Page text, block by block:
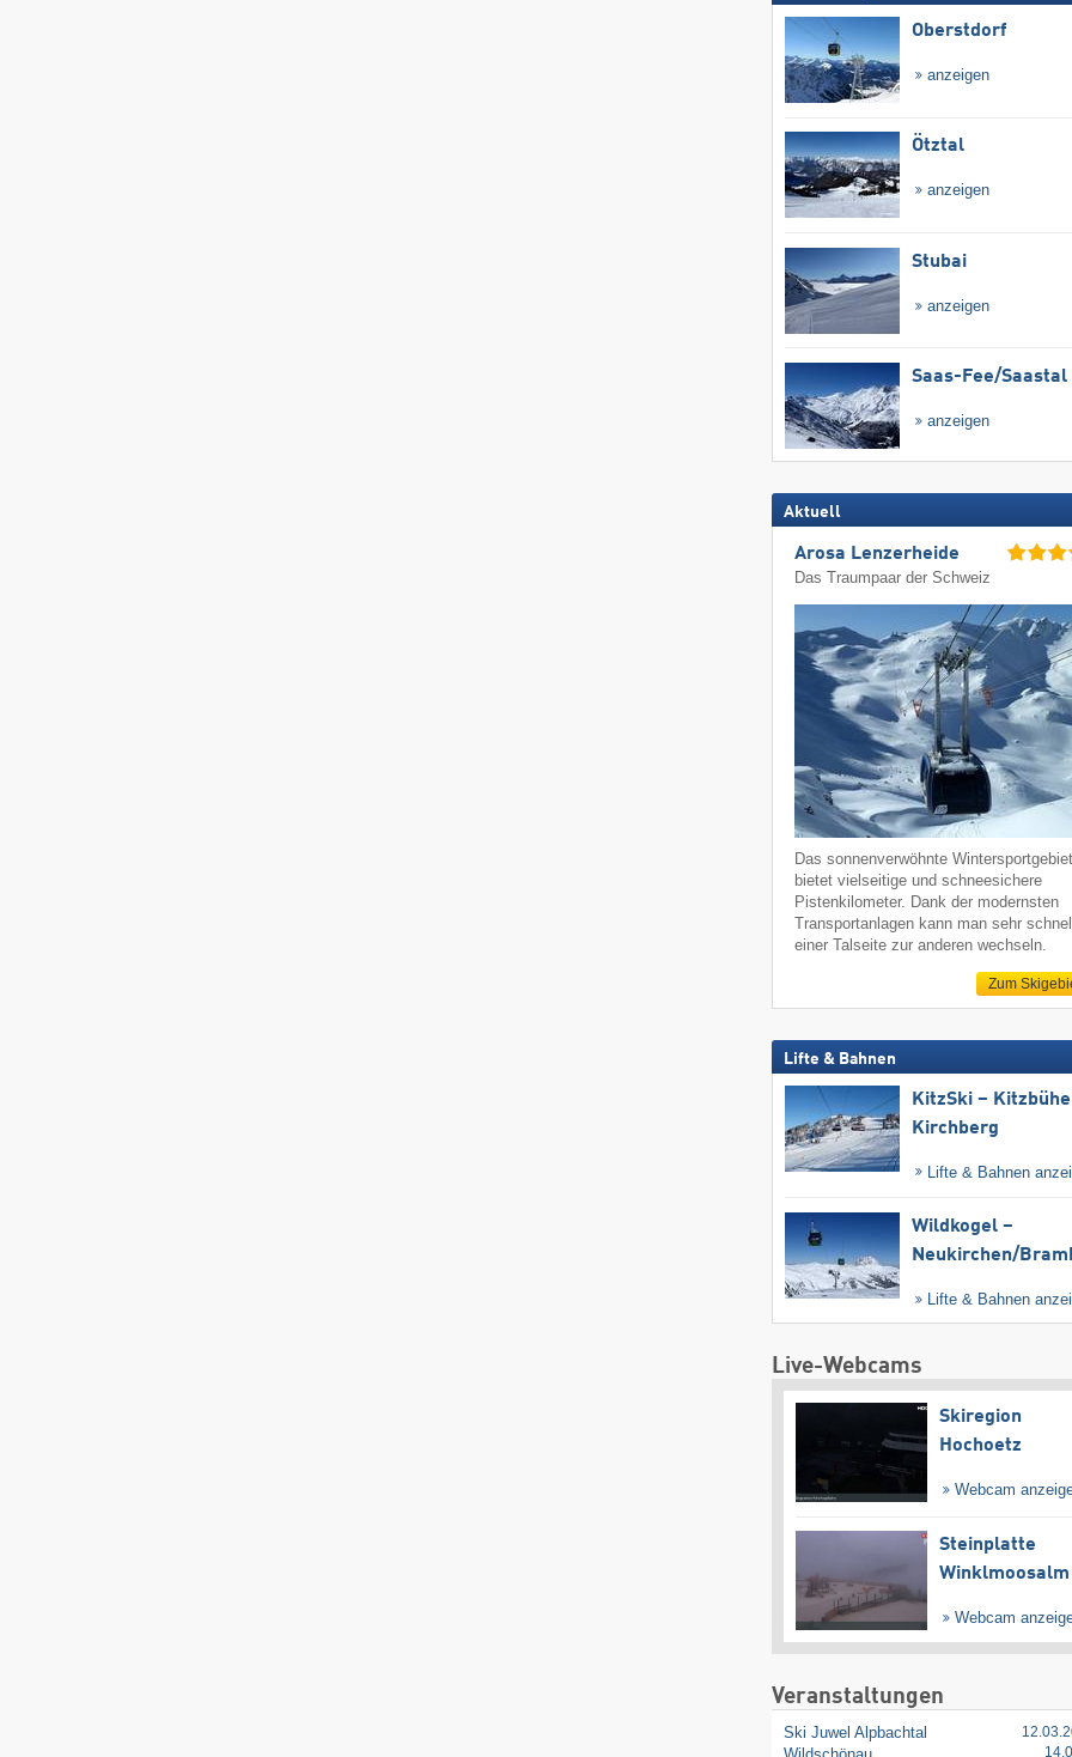
Oberstdorf
anzeigen
Ötztal
anzeigen
Stubai
anzeigen
Saas-Fee/​Saastal
anzeigen
Aktuell
Arosa Lenzerheide
Das Traumpaar der Schweiz
Das sonnenverwöhnte
bietet vielseitige und schneesichere
Pistenkilometer. Dank der modernsten
Transportanlagen kann man sehr
einer Talseite zur anderen wechseln.
Zum
Lifte & Bahnen
KitzSki –
Kirchberg
Lifte & Bahnen
Wildkogel –
Neukirchen/​
Lifte & Bahnen
Live-Webcams
Skiregion
Hochoetz
Webcam
Steinplatte
Winklmoosalm
Webcam
Veranstaltungen
Ski Juwel Alpbachtal